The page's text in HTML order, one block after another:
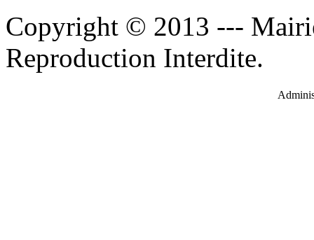
Copyright © 2013 ---
Reproduction Interdite.